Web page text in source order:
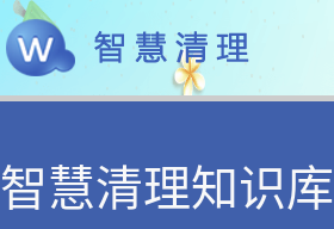
智慧清理知识库